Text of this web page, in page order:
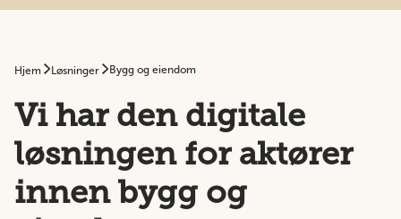
Hjem Løsninger Bygg og eiendom
Vi har den digitale
løsningen for aktører
innen bygg og